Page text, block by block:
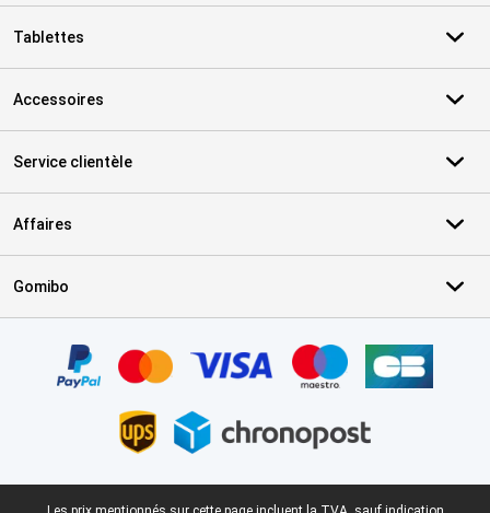
Tablettes
Accessoires
Service clientèle
Affaires
Gomibo